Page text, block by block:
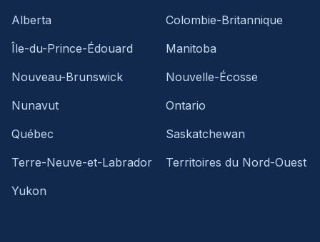
Alberta
Colombie-Britannique
Île-du-Prince-Édouard
Manitoba
Nouveau-Brunswick
Nouvelle-Écosse
Nunavut
Ontario
Québec
Saskatchewan
Terre-Neuve-et-Labrador
Territoires du Nord-Ouest
Yukon